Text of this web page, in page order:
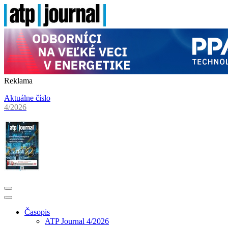
Reklama
Aktuálne číslo
4/2026
Časopis
ATP Journal 4/2026